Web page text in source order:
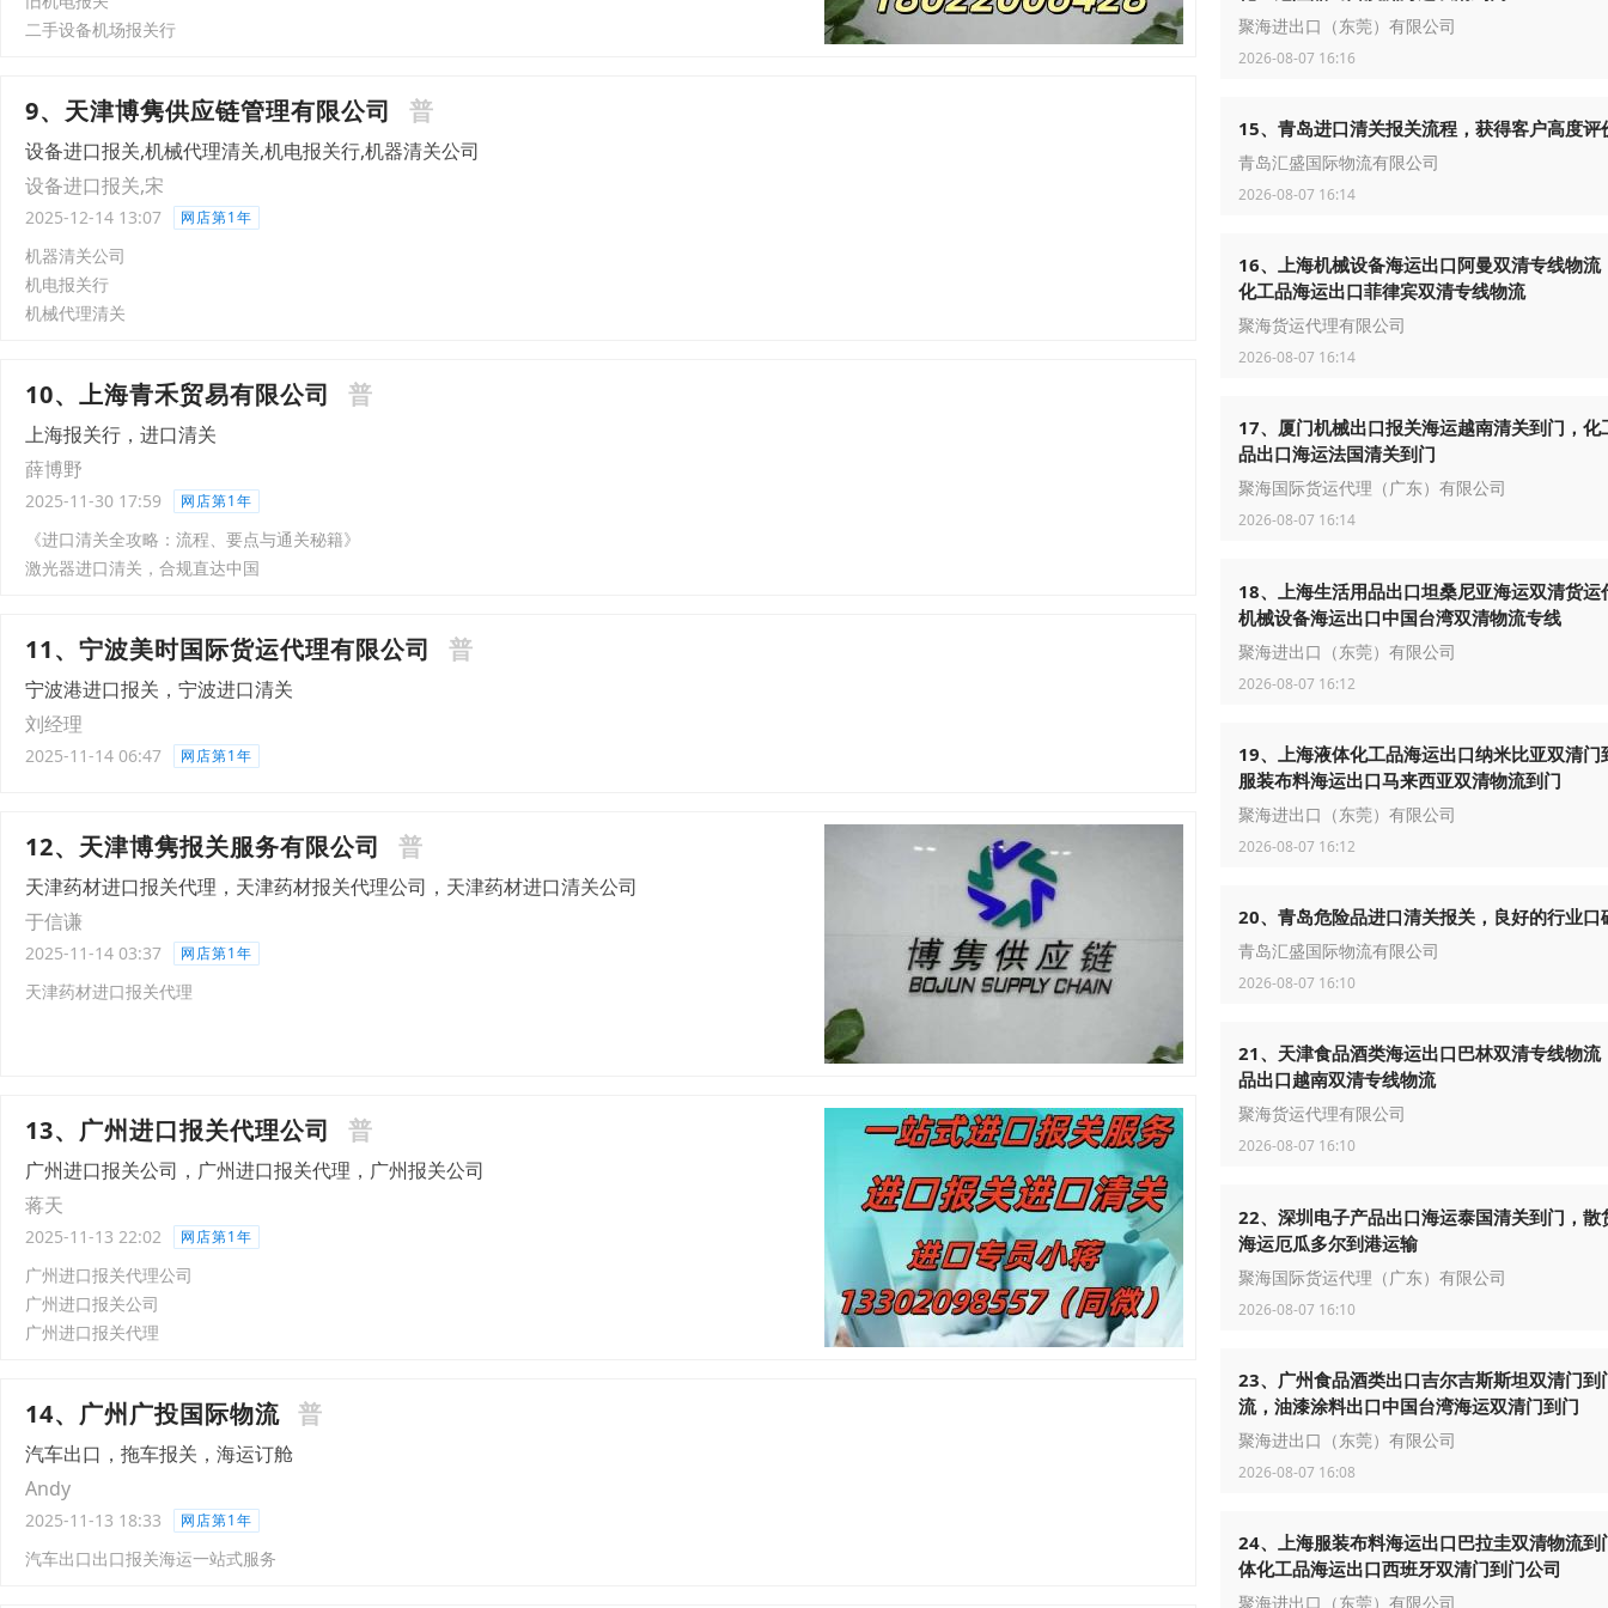
二手设备机场报关行
9、天津博隽供应链管理有限公司 普
设备进口报关,机械代理清关,机电报关行,机器清关公司
设备进口报关,宋
2025-12-14 13:07 网店第1年
机器清关公司
机电报关行
机械代理清关
10、上海青禾贸易有限公司 普
上海报关行，进口清关
薛博野
2025-11-30 17:59 网店第1年
《进口清关全攻略：流程、要点与通关秘籍》
激光器进口清关，合规直达中国
11、宁波美时国际货运代理有限公司 普
宁波港进口报关，宁波进口清关
刘经理
2025-11-14 06:47 网店第1年
12、天津博隽报关服务有限公司 普
天津药材进口报关代理，天津药材报关代理公司，天津药材进口清关公司
于信谦
2025-11-14 03:37 网店第1年
天津药材进口报关代理
13、广州进口报关代理公司 普
广州进口报关公司，广州进口报关代理，广州报关公司
蒋天
2025-11-13 22:02 网店第1年
广州进口报关代理公司
广州进口报关公司
广州进口报关代理
14、广州广投国际物流 普
汽车出口，拖车报关，海运订舱
Andy
2025-11-13 18:33 网店第1年
汽车出口出口报关海运一站式服务
聚海进出口（东莞）有限公司
2026-08-07 16:16
15、青岛进口清关报关流程，获得客户高度评
青岛汇盛国际物流有限公司
2026-08-07 16:14
16、上海机械设备海运出口阿曼双清专线物流
化工品海运出口菲律宾双清专线物流
聚海货运代理有限公司
2026-08-07 16:14
17、厦门机械出口报关海运越南清关到门，化
品出口海运法国清关到门
聚海国际货运代理（广东）有限公司
2026-08-07 16:14
18、上海生活用品出口坦桑尼亚海运双清货运
机械设备海运出口中国台湾双清物流专线
聚海进出口（东莞）有限公司
2026-08-07 16:12
19、上海液体化工品海运出口纳米比亚双清门
服装布料海运出口马来西亚双清物流到门
聚海进出口（东莞）有限公司
2026-08-07 16:12
20、青岛危险品进口清关报关，良好的行业口
青岛汇盛国际物流有限公司
2026-08-07 16:10
21、天津食品酒类海运出口巴林双清专线物流
品出口越南双清专线物流
聚海货运代理有限公司
2026-08-07 16:10
22、深圳电子产品出口海运泰国清关到门，散
海运厄瓜多尔到港运输
聚海国际货运代理（广东）有限公司
2026-08-07 16:10
23、广州食品酒类出口吉尔吉斯斯坦双清门到
流，油漆涂料出口中国台湾海运双清门到门
聚海进出口（东莞）有限公司
2026-08-07 16:08
24、上海服装布料海运出口巴拉圭双清物流到
体化工品海运出口西班牙双清门到门公司
聚海进出口（东莞）有限公司